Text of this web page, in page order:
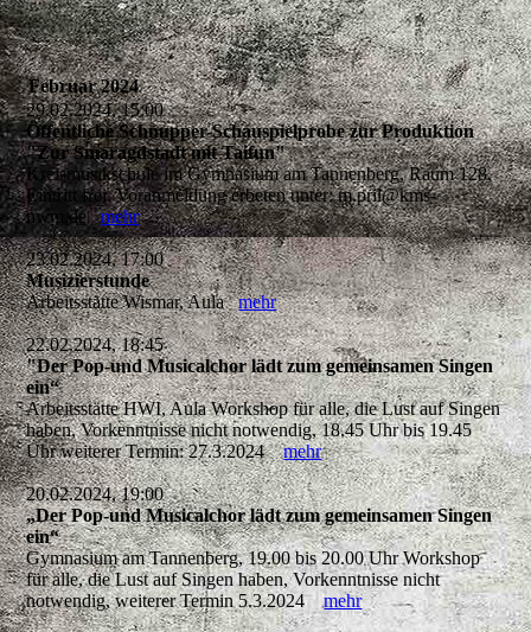
Februar 2024
29.02.2024, 15:00
Öffentliche Schnupper-Schauspielprobe zur Produktion
"Zur Smaragdstadt mit Taifun"
Kreismusikschule im Gymnasium am Tannenberg, Raum 128,
Eintritt frei, Voranmeldung erbeten unter: m.pril@kms-
nwm.demehr
23.02.2024, 17:00
Musizierstunde
Arbeitsstätte Wismar, Aulamehr
22.02.2024, 18:45
"Der Pop-und Musicalchor lädt zum gemeinsamen Singen
ein“
Arbeitsstätte HWI, Aula Workshop für alle, die Lust auf Singen
haben, Vorkenntnisse nicht notwendig, 18.45 Uhr bis 19.45
Uhr weiterer Termin: 27.3.2024mehr
20.02.2024, 19:00
„Der Pop-und Musicalchor lädt zum gemeinsamen Singen
ein“
Gymnasium am Tannenberg, 19.00 bis 20.00 Uhr Workshop
für alle, die Lust auf Singen haben, Vorkenntnisse nicht
notwendig, weiterer Termin 5.3.2024mehr